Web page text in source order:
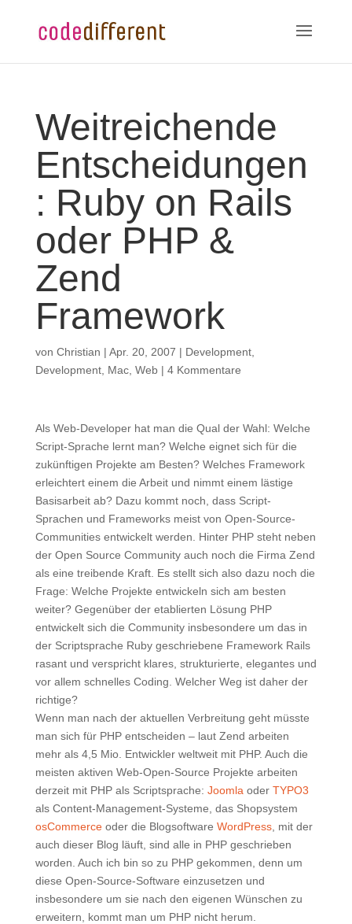
Weitreichende
Entscheidungen
: Ruby on Rails
oder PHP &
Zend
Framework
von Christian | Apr. 20, 2007 | Development,
Development, Mac, Web| 4 Kommentare
Als Web-Developer hat man die Qual der Wahl: Welche
Script-Sprache lernt man? Welche eignet sich für die
zukünftigen Projekte am Besten? Welches Framework
erleichtert einem die Arbeit und nimmt einem lästige
Basisarbeit ab? Dazu kommt noch, dass Script-
Sprachen und Frameworks meist von Open-Source-
Communities entwickelt werden. Hinter PHP steht neben
der Open Source Community auch noch die Firma Zend
als eine treibende Kraft. Es stellt sich also dazu noch die
Frage: Welche Projekte entwickeln sich am besten
weiter? Gegenüber der etablierten Lösung PHP
entwickelt sich die Community insbesondere um das in
der Scriptsprache Ruby geschriebene Framework Rails
rasant und verspricht klares, strukturierte, elegantes und
vor allem schnelles Coding. Welcher Weg ist daher der
richtige?
Wenn man nach der aktuellen Verbreitung geht müsste
man sich für PHP entscheiden – laut Zend arbeiten
mehr als 4,5 Mio. Entwickler weltweit mit PHP. Auch die
meisten aktiven Web-Open-Source Projekte arbeiten
derzeit mit PHP als Scriptsprache: Joomla oder TYPO3
als Content-Management-Systeme, das Shopsystem
osCommerceoder die Blogsoftware WordPress, mit der
auch dieser Blog läuft, sind alle in PHP geschrieben
worden. Auch ich bin so zu PHP gekommen, denn um
diese Open-Source-Software einzusetzen und
insbesondere um sie nach den eigenen Wünschen zu
erweitern, kommt man um PHP nicht herum.